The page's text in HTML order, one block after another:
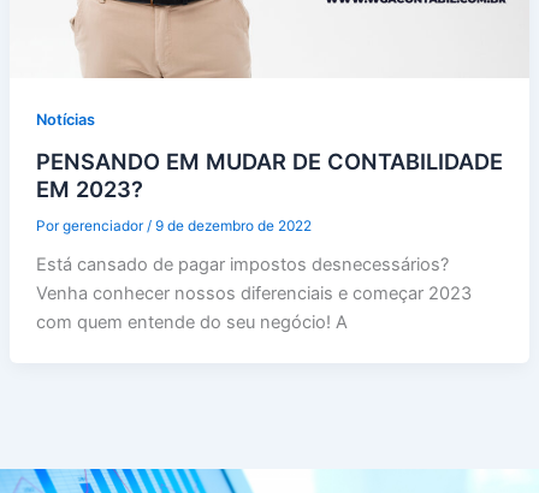
Notícias
PENSANDO EM MUDAR DE CONTABILIDADE
EM 2023?
Por gerenciador / 9 de dezembro de 2022
Está cansado de pagar impostos desnecessários?
Venha conhecer nossos diferenciais e começar 2023
com quem entende do seu negócio! A